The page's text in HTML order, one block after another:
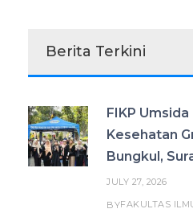
Berita Terkini
FIKP
Kesehatan
Bungkul,
JULY 27, 2026
BYFAKULTAS